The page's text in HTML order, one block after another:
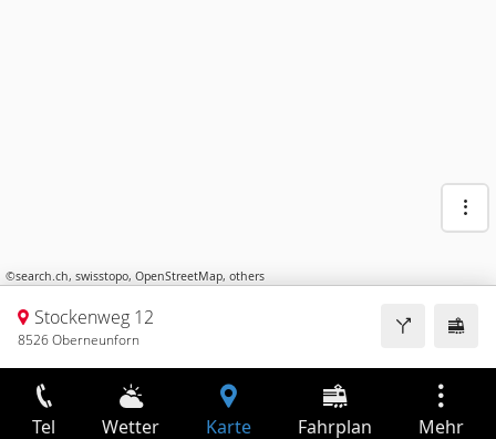
©search.ch, swisstopo, OpenStreetMap, others
Stockenweg 12
8526 Oberneunforn
Tel Wetter Karte Fahrplan Mehr